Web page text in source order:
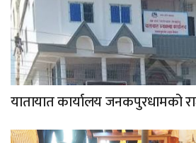
यातायात कार्यालय जनकपुरधामको